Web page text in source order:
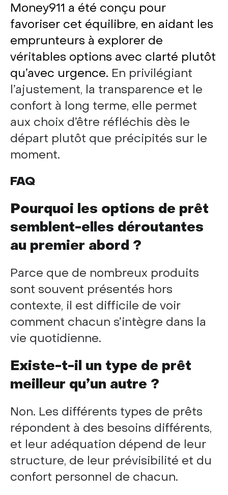
Money911 a été conçu pour
favoriser cet équilibre, en aidant les
emprunteurs à explorer de
véritables options avec clarté plutôt
qu’avec urgence. En privilégiant
l’ajustement, la transparence et le
confort à long terme, elle permet
aux choix d’être réfléchis dès le
départ plutôt que précipités sur le
moment.
FAQ
Pourquoi les options de prêt
semblent-elles déroutantes
au premier abord ?
Parce que de nombreux produits
sont souvent présentés hors
contexte, il est difficile de voir
comment chacun s’intègre dans la
vie quotidienne.
Existe-t-il un type de prêt
meilleur qu’un autre ?
Non. Les différents types de prêts
répondent à des besoins différents,
et leur adéquation dépend de leur
structure, de leur prévisibilité et du
confort personnel de chacun.